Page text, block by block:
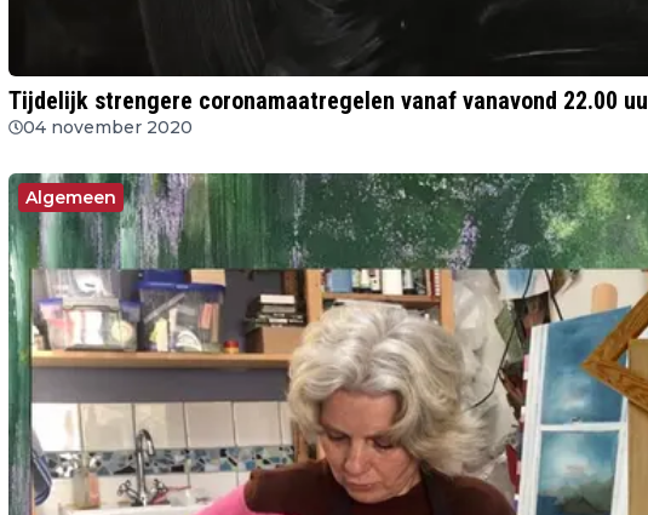
Tijdelijk strengere coronamaatregelen vanaf vanavond 22.00
04 november 2020
Algemeen